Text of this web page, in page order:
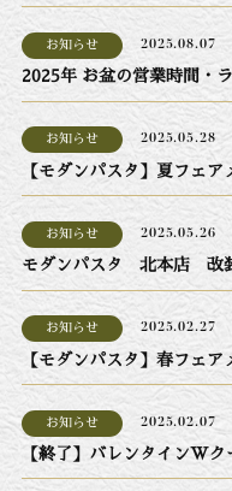
お知らせ 2025.08.07
2025年 お盆の営業時間・
お知らせ 2025.05.28
【モダンパスタ】夏フェ
お知らせ 2025.05.26
モダンパスタ 北本店 改
お知らせ 2025.02.27
【モダンパスタ】春フェ
お知らせ 2025.02.07
【終了】バレンタインW